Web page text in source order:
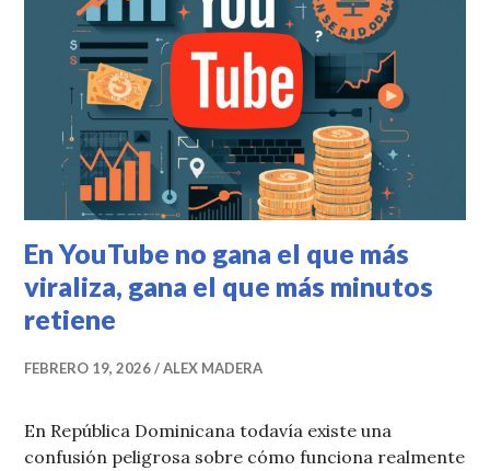
En YouTube no gana el que más
viraliza, gana el que más minutos
retiene
FEBRERO 19, 2026 ALEX MADERA
En República Dominicana todavía existe una
confusión peligrosa sobre cómo funciona realmente